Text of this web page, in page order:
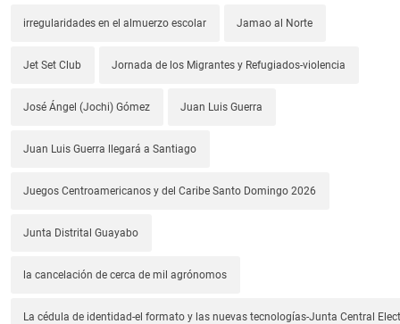
irregularidades en el almuerzo escolar Jamao al Norte
Jet Set Club Jornada de los Migrantes y Refugiados-violencia
José Ángel (Jochi) Gómez Juan Luis Guerra
Juan Luis Guerra llegará a Santiago
Juegos Centroamericanos y del Caribe Santo Domingo 2026
Junta Distrital Guayabo
la cancelación de cerca de mil agrónomos
La cédula de identidad-el formato y las nuevas tecnologías-Junta Central